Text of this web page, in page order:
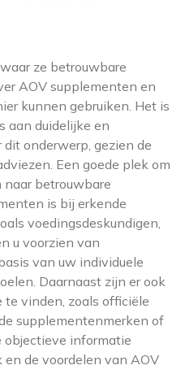
ze betrouwbare
AOV supplementen en
kunnen gebruiken. Het is
aan duidelijke en
onderwerp, gezien de
Een goede plek om
betrouwbare
is bij erkende
voedingsdeskundigen,
u voorzien van
van uw individuele
Daarnaast zijn er ook
vinden, zoals officiële
supplementenmerken of
objectieve informatie
de voordelen van AOV